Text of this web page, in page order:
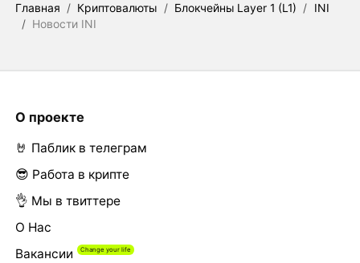
Главная / Криптовалюты / Блокчейны Layer 1 (L1) / INI
/ Новости INI
О проекте
🤘 Паблик в телеграм
😎 Работа в крипте
👌 Мы в твиттере
О Нас
Вакансии